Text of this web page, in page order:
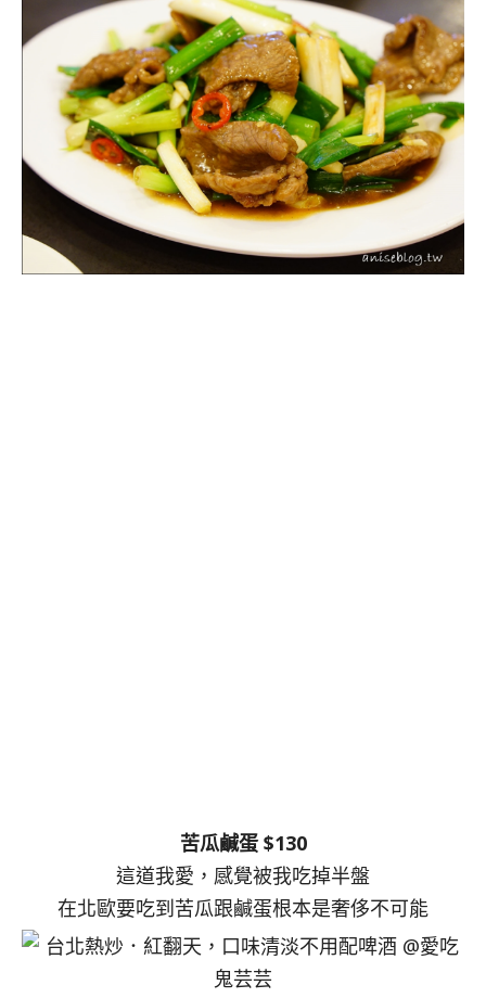
苦瓜鹹蛋 $130
這道我愛，感覺被我吃掉半盤
在北歐要吃到苦瓜跟鹹蛋根本是奢侈不可能